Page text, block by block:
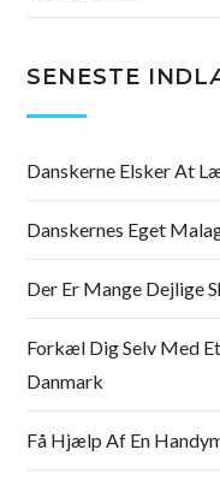
SENESTE
Danskerne Elsker At
Danskernes Eget
Der Er Mange Dejlige
Forkæl Dig Selv Med
Danmark
Få Hjælp Af En